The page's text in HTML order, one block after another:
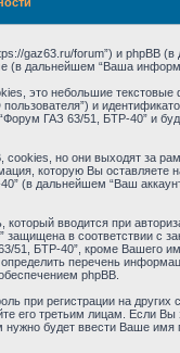
gaz63.ru/forum”) и phpBB (в
(в дальнейшем “Ваша
это небольшие
и
ГАЗ 63/51, БТР-40” и
но они выходят за
которую Вы оставляете
(в дальнейшем “Ваш
вводится при
в соответствии с
51, БТР-40”, кроме Вашего
перечень
phpBB.
регистрации на других
его третьим лицам. Если
будет ввести Ваше имя